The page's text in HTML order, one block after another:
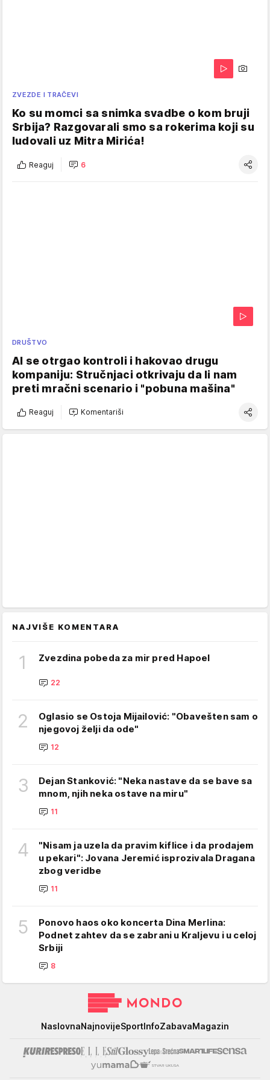
ZVEZDE I TRAČEVI
Ko su momci sa snimka svadbe o kom bruji
Srbija? Razgovarali smo sa rokerima koji su
ludovali uz Mitra Mirića!
Reaguj 6
DRUŠTVO
AI se otrgao kontroli i hakovao drugu
kompaniju: Stručnjaci otkrivaju da li nam
preti mračni scenario i "pobuna mašina"
Reaguj Komentariši
NAJVIŠE KOMENTARA
1 Zvezdina pobeda za mir pred Hapoel
22
2
Oglasio se Ostoja Mijailović: "Obavešten sam o
njegovoj želji da ode"
12
3
Dejan Stanković: "Neka nastave da se bave sa
mnom, njih neka ostave na miru"
11
4
"Nisam ja uzela da pravim kiflice i da prodajem
u pekari": Jovana Jeremić isprozivala Dragana
zbog veridbe
11
5
Ponovo haos oko koncerta Dina Merlina:
Podnet zahtev da se zabrani u Kraljevu i u celoj
Srbiji
8
NaslovnaNajnovijeSportInfoZabavaMagazin